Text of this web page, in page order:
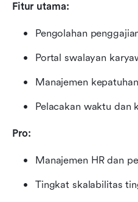
Fitur utama:
Pengolahan
Portal swalayan
Manajemen
Pelacakan waktu dan
Pro:
Manajemen HR dan
Tingkat skalabilitas